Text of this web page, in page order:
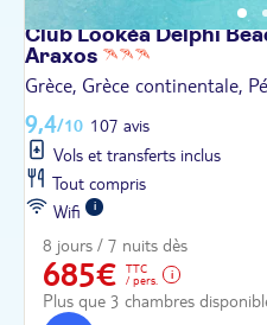
Club Lookéa Delphi
Araxos
Grèce, Grèce continentale,
9,4/10 107 avis
Vols et transferts inclus
Tout compris
Wifi
8 jours / 7 nuits dès
685€
TTC
/ pers.
Plus que 3 chambres